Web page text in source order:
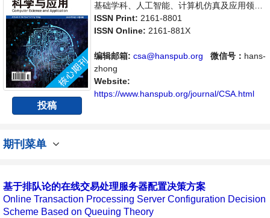
投稿
基础学科、人工智能、计算机仿真及应用领域
内最新技术及成果展示的相关论文。本刊支持
思想创新、学术创新，倡导科学，繁荣学术，
的科学家、学者、科研人员提供一个传播、分
享和讨论计算机科学领域内不同方向问题与发
展的交流平台。
ISSN Print: 2161-8801
ISSN Online: 2161-881X
编辑邮箱: csa@hanspub.org 微信号： hans-
zhong
Website:
https://www.hanspub.org/journal/CSA.html
期刊菜单
基于排队论的在线交易处理服务器配置决策方案
Online Transaction Processing Server Configuration Decision
Scheme Based on Queuing Theory